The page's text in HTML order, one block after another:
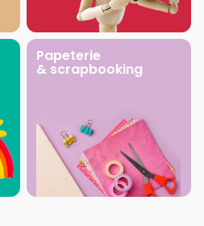
Papeterie
& scrapbooking